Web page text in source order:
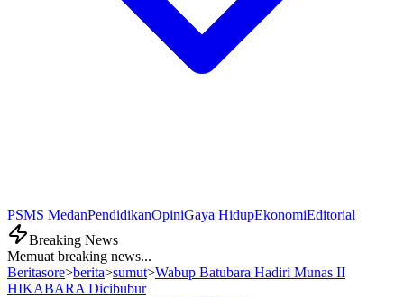
PSMS MedanPendidikanOpiniGaya HidupEkonomiEditorial
Breaking News
Memuat breaking news...
Beritasore>berita>sumut>Wabup Batubara Hadiri Munas II
HIKABARA Dicibubur